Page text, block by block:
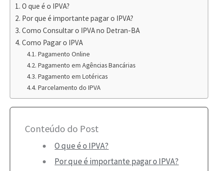
O que é o IPVA?
Por que é importante pagar o IPVA?
Como Consultar o IPVA no Detran-BA
Como Pagar o IPVA
Pagamento Online
Pagamento em Agências Bancárias
Pagamento em Lotéricas
Parcelamento do IPVA
Conteúdo do Post
O que é o IPVA?
Por que é importante pagar o IPVA?